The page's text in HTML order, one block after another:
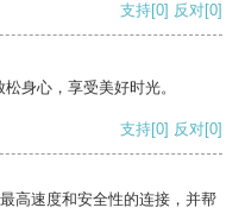
支持[0] 反对[0]
身心，享受美好时光。
支持[0] 反对[0]
高速度和安全性的连接，并帮